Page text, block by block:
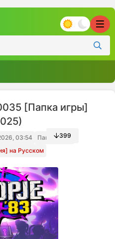
[Папка игры]
03:54
Папка игры
на Русском
399